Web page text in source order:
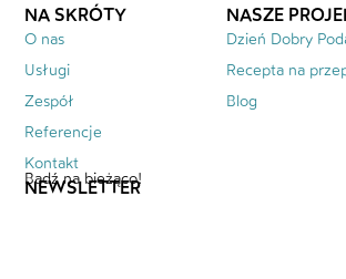
NA SKRÓTY
O nas
Usługi
Zespół
Referencje
Kontakt
NASZE
Dzień Dobry
Recepta na
Blog
NEWSLETTER
Bądź na bieżąco!